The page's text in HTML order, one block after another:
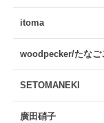
itoma
woodpecker/たなご
SETOMANEKI
廣田硝子